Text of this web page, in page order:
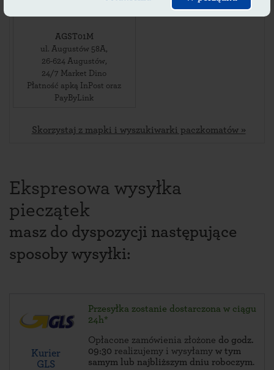
PayByLink
AGST01M
ul. Augustów 58A,
26-624 Augustów,
24/7 Market Dino
Płatność apką InPost oraz
PayByLink
Skorzystaj z mapki i wyszukiwarki paczkomatów »
Ekspresowa wysyłka
pieczątek
masz do dyspozycji następujące
sposoby wysyłki:
Kurier
GLS
Przesyłka zostanie dostarczona w ciągu
24h*
Opłacone zamówienia złożone do godz.
09:30 realizujemy i wysyłamy w tym
samym lub najbliższym dniu roboczym.